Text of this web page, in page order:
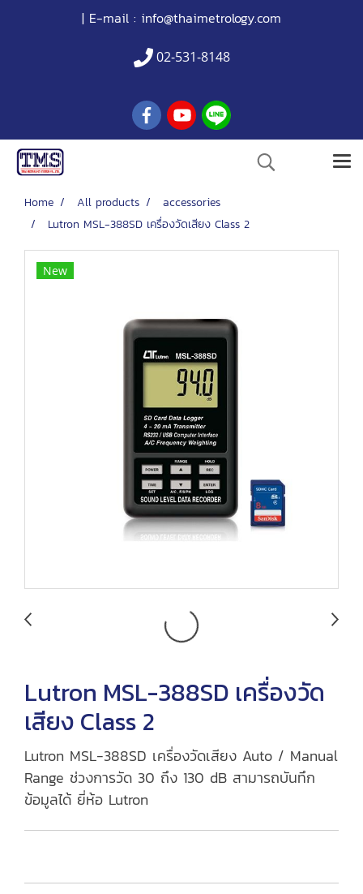
| E-mail : info@thaimetrology.com
02-531-8148
Home All products
accessories
Lutron MSL-388SD เครื่องวัดเสียง Class 2
New
Lutron MSL-388SD เครื่องวัด
เสียง Class 2
Lutron MSL-388SD เครื่องวัดเสียง Auto / Manual
Range ช่วงการวัด 30 ถึง 130 dB สามารถบันทึก
ข้อมูลได้ ยี่ห้อ Lutron